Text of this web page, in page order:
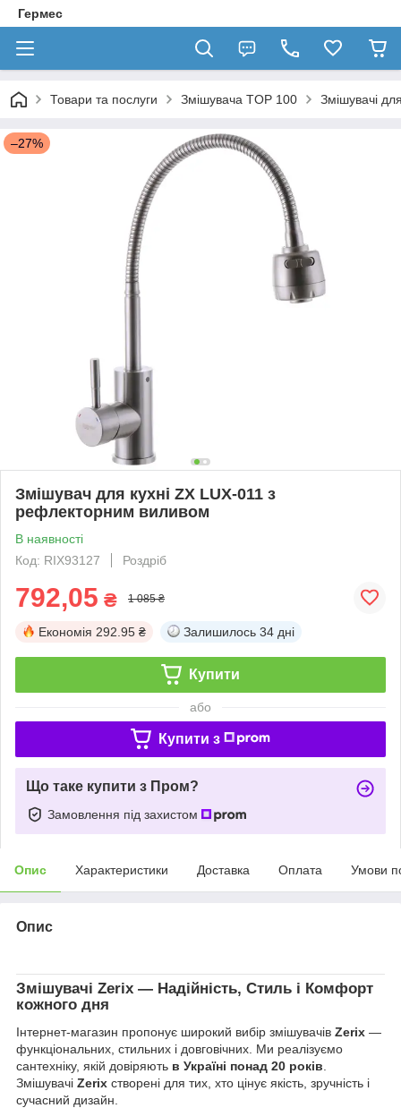
Гермес
Товари та послуги Змішувача TOP 100 Змішувачі
–27%
Змішувач для кухні ZX LUX-011 з
рефлекторним виливом
В наявності
Код: RIX93127
Роздріб
792,05 ₴ 1 085 ₴
Економія 292.95 ₴ Залишилось 34 дні
Купити
або
Купити з
Що таке купити з Пром?
Замовлення під захистом
Опис Характеристики Доставка Оплата Умови
Опис
Змішувачі Zerix — Надійність, Стиль і Комфорт
кожного дня
Інтернет-магазин пропонує широкий вибір змішувачів Zerix —
функціональних, стильних і довговічних. Ми реалізуємо
сантехніку, якій довіряють в Україні понад 20 років
Змішувачі Zerix створені для тих, хто цінує якість, зручність і
сучасний дизайн.